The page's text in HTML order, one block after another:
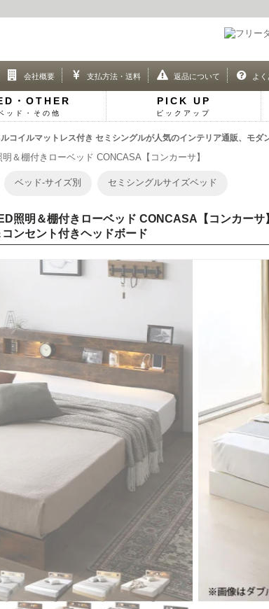
会社概要 支払方法・送料 返品について よ
・OTHER
ッド・その他
PICK UP
ピックアップ
イルマットレス付き セミシングルが人気のインテリア通販、モダ
＆棚付きローベッド CONCASA【コンカーサ】
ベッド-サイズ別 セミシングルサイズベッド
照明＆棚付きローベッド CONCASA【コンカーサ
ンセント付きヘッドボード